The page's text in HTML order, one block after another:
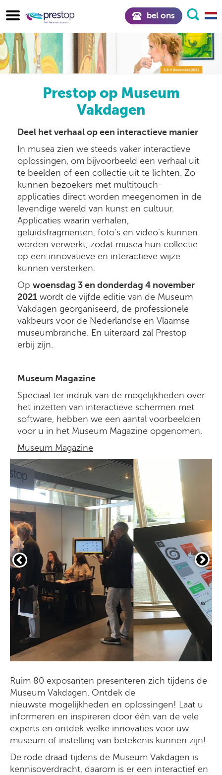
bel ons
Prestop op Museum
Vakdagen
Deel het verhaal op een interactieve manier
In musea zien we steeds vaker interactieve
oplossingen, om bijvoorbeeld een verhaal uit
te beelden of een collectie uit te lichten. Zo
kunnen bezoekers met multitouch-
applicaties direct worden meegenomen in de
levendige wereld van kunst en cultuur.
Applicaties waarin verhalen,
geluidsfragmenten, foto’s en video’s kunnen
worden verwerkt, zodat musea hun collectie
op een innovatieve en interactieve wijze
kunnen versterken.
Op woensdag 3 en donderdag 4 november
2021 wordt de vijfde editie van de Museum
Vakdagen georganiseerd, de professionele
vakbeurs voor de Nederlandse en Vlaamse
museumbranche. En uiteraard zal Prestop
erbij zijn.
Museum Magazine
Speciaal ter indruk van de mogelijkheden over
het inzetten van interactieve schermen met
software, hebben we een aantal voorbeelden
voor u in het Museum Magazine opgenomen.
Museum Magazine
Ruim 80 exposanten presenteren zich tijdens de
Museum Vakdagen. Ontdek de
nieuwste mogelijkheden en oplossingen! Laat u
informeren en inspireren door één van de vele
experts en ontdek welke innovaties voor uw
museum of instelling van betekenis kunnen zijn!
De rode draad tijdens de Museum Vakdagen is
kennisoverdracht, daarom is er een interactief en